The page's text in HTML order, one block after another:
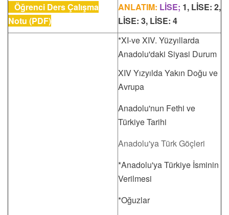
Öğrenci Ders Çalışma
Notu (PDF)
ANLATIM: LİSE; 1, LİSE: 2,
LİSE: 3, LİSE: 4
*XI-ve XIV. Yüzyıllarda
Anadolu'daki Siyasi Durum
XIV Yızyılda Yakın Doğu ve
Avrupa
Anadolu'nun Fethi ve
Türkiye Tarihi
Anadolu'ya Türk Göçleri
*Anadolu'ya Türkiye İsminin
Verilmesi
*Oğuzlar